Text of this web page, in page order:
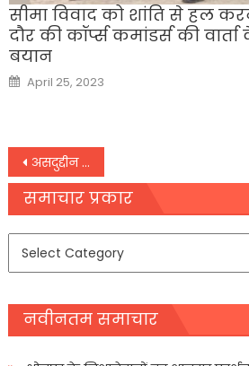
सीमा विवाद को शांति से हल
दौर की कॉर्प्स कमांडर्स की
बयान
Posted
on
April 25, 2023
Post
navigation
असदुद्दीन ओवैसी ने पीएम मोदी और ममता बनर्जी को बताया भाई-बहन, कहा- दोनों एक ही सिक्के के दो पहलू
समाचार प्रकार
समाचार
नवीनतम समाचार